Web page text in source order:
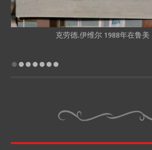
克劳德.伊维尔 1988年在鲁美